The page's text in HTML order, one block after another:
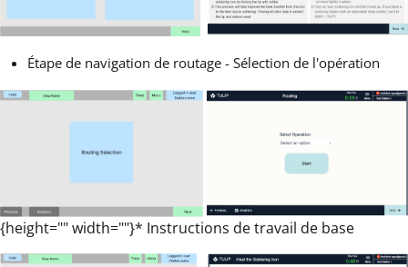
Étape de navigation de routage - Sélection de l'opération
{height="" width=""}* Instructions de travail de base